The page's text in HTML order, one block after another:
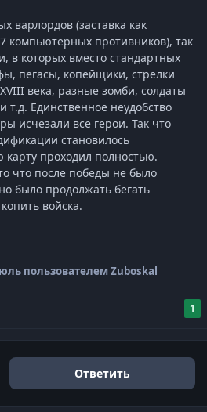
варлордов (заставка как
компьютерных противников), так
в которых вместо стандартных
пегасы, копейщики, стрелки
века, разные зомби, солдаты
т.д. Единственное неудобство
исчезали все герои. Так что
становилось
проходил полностью.
что после победы не было
было продолжать бегать
войска.
пользователем Zuboskal
1
Ответить